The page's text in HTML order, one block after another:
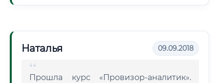
Наталья 09.09.2018
Прошла курс «Провизор-аналитик».